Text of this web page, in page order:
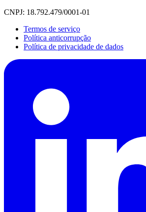
CNPJ: 18.792.479/0001-01
Termos de serviço
Política anticorrupção
Política de privacidade de dados